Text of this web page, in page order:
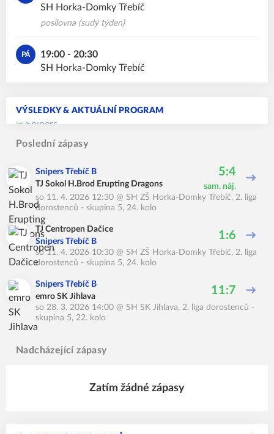
SH Horka-Domky Třebíč
posilovna (sudý týden)
PÁ
19:00 - 20:30
SH Horka-Domky Třebíč
VÝSLEDKY & AKTUÁLNÍ PROGRAM
Poslední zápasy
Snipers Třebíč B
TJ Sokol H.Brod Erupting Dragons
5:4
sam. náj.
so 11. 4. 2026 12:30 @ SH ZŠ Horka-Domky Třebíč, 2. liga
dorostenců - skupina 5, 24. kolo
TJ Centropen Dačice
Snipers Třebíč B
1:6
so 11. 4. 2026 10:30 @ SH ZŠ Horka-Domky Třebíč, 2. liga
dorostenců - skupina 5, 24. kolo
Snipers Třebíč B
emro SK Jihlava
11:7
so 28. 3. 2026 14:00 @ SH SK Jihlava, 2. liga dorostenců -
skupina 5, 22. kolo
Nadcházející zápasy
Zatím žádné zápasy